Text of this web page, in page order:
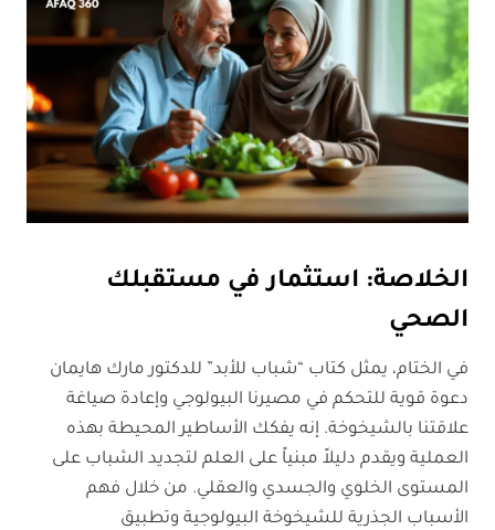
الخلاصة: استثمار في مستقبلك
الصحي
في الختام، يمثل كتاب “شباب للأبد” للدكتور مارك هايمان
دعوة قوية للتحكم في مصيرنا البيولوجي وإعادة صياغة
علاقتنا بالشيخوخة. إنه يفكك الأساطير المحيطة بهذه
العملية ويقدم دليلاً مبنياً على العلم لتجديد الشباب على
المستوى الخلوي والجسدي والعقلي. من خلال فهم
الأسباب الجذرية للشيخوخة البيولوجية وتطبيق